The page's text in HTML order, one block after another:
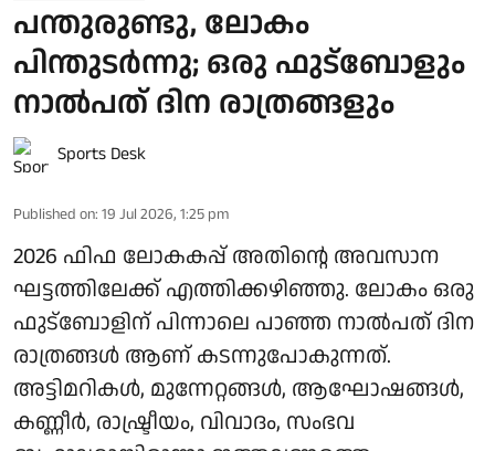
പന്തുരുണ്ടു, ലോകം
പിന്തുടര്‍ന്നു; ഒരു ഫുട്‌ബോളും
നാല്‍പത് ദിന രാത്രങ്ങളും
Sports Desk
Published on: 19 Jul 2026, 1:25 pm
2026 ഫിഫ ലോകകപ്പ് അതിന്റെ അവസാന
ഘട്ടത്തിലേക്ക് എത്തിക്കഴിഞ്ഞു. ലോകം ഒരു
ഫുട്‌ബോളിന് പിന്നാലെ പാഞ്ഞ നാല്‍പത് ദിന
രാത്രങ്ങള്‍ ആണ് കടന്നുപോകുന്നത്.
അട്ടിമറികള്‍, മുന്നേറ്റങ്ങള്‍, ആഘോഷങ്ങള്‍,
കണ്ണീര്‍, രാഷ്ട്രീയം, വിവാദം, സംഭവ